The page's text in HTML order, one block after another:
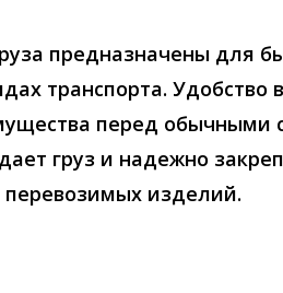
предназначены для
транспорта.
перед обычными
груз и надежно
изделий.